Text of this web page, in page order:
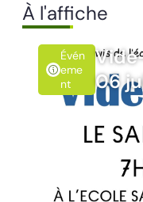
À l'affiche
Évén
Emen
10